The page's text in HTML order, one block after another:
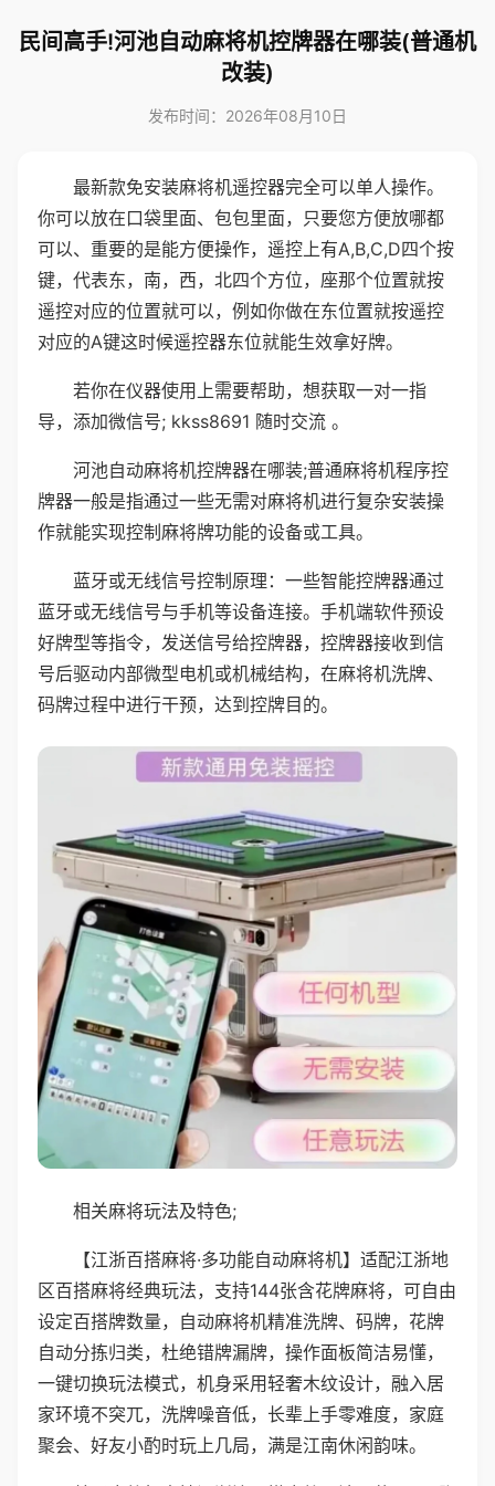
民间高手!河池自动麻将机控牌器在哪装(普通机
改装)
发布时间：2026年08月10日
最新款免安装麻将机遥控器完全可以单人操作。
你可以放在口袋里面、包包里面，只要您方便放哪都
可以、重要的是能方便操作，遥控上有A,B,C,D四个按
键，代表东，南，西，北四个方位，座那个位置就按
遥控对应的位置就可以，例如你做在东位置就按遥控
对应的A键这时候遥控器东位就能生效拿好牌。
若你在仪器使用上需要帮助，想获取一对一指
导，添加微信号; kkss8691 随时交流 。
河池自动麻将机控牌器在哪装;普通麻将机程序控
牌器一般是指通过一些无需对麻将机进行复杂安装操
作就能实现控制麻将牌功能的设备或工具。
蓝牙或无线信号控制原理：一些智能控牌器通过
蓝牙或无线信号与手机等设备连接。手机端软件预设
好牌型等指令，发送信号给控牌器，控牌器接收到信
号后驱动内部微型电机或机械结构，在麻将机洗牌、
码牌过程中进行干预，达到控牌目的。
相关麻将玩法及特色;
【江浙百搭麻将·多功能自动麻将机】适配江浙地
区百搭麻将经典玩法，支持144张含花牌麻将，可自由
设定百搭牌数量，自动麻将机精准洗牌、码牌，花牌
自动分拣归类，杜绝错牌漏牌，操作面板简洁易懂，
一键切换玩法模式，机身采用轻奢木纹设计，融入居
家环境不突兀，洗牌噪音低，长辈上手零难度，家庭
聚会、好友小酌时玩上几局，满是江南休闲韵味。